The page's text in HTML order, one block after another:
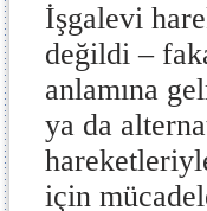
İşgalevi
değildi –
anlamına
ya da
için